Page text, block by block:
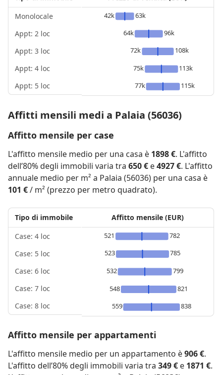
Monolocale
Appt: 2 loc
Appt: 3 loc
Appt: 4 loc
Appt: 5 loc
42k
63k
64k
96k
72k
108k
75k
113k
77k
115k
Affitti mensili medi a Palaia (56036)
Affitto mensile per case
L'affitto mensile medio per una casa è 1898 €. L'affitto
dell’80% degli immobili varia tra 650 € e4927 €. L'affitto
annuale medio per m² a Palaia (56036) per una casa è
101 €/ m² (prezzo per metro quadrato).
Tipo di immobile
Case: 4 loc
Case: 5 loc
Case: 6 loc
Case: 7 loc
Case: 8 loc
Affitto mensile (EUR)
521
782
523
785
532
799
548
821
559
838
Affitto mensile per appartamenti
L'affitto mensile medio per un appartamento è906 €.
L'affitto dell’80% degli immobili varia tra 349 € e 1871 €.